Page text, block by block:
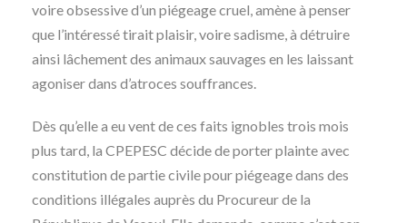
voire obsessive d’un piégeage cruel, amène à penser
que l’intéressé tirait plaisir, voire sadisme, à détruire
ainsi lâchement des animaux sauvages en les laissant
agoniser dans d’atroces souffrances.
Dès qu’elle a eu vent de ces faits ignobles trois mois
plus tard, la CPEPESC décide de porter plainte avec
constitution de partie civile pour piégeage dans des
conditions illégales auprès du Procureur de la